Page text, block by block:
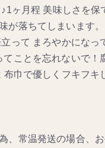
ヶ月程 美味しさを保
が落ちてしまいます
って まろやかになっ
ことを忘れないで！
巾で優しくフキフキ
、常温発送の場合、